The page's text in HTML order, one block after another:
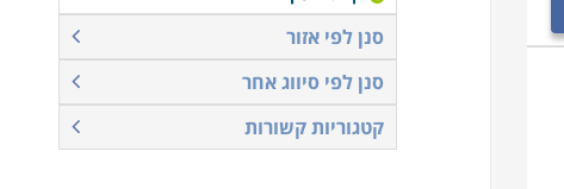
סנן לפי אזור
סנן לפי סיווג אחר
קטגוריות קשורות